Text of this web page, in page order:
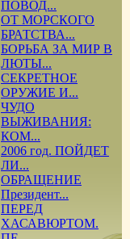
ПОВОД...
ОТ МОРСКОГО
БРАТСТВА...
БОРЬБА ЗА МИР В
ЛЮТЫ...
СЕКРЕТНОЕ
ОРУЖИЕ И...
ЧУДО
ВЫЖИВАНИЯ:
КОМ...
2006 год. ПОЙДЕТ
ЛИ...
ОБРАЩЕНИЕ
Президент...
ПЕРЕД
ХАСАВЮРТОМ.